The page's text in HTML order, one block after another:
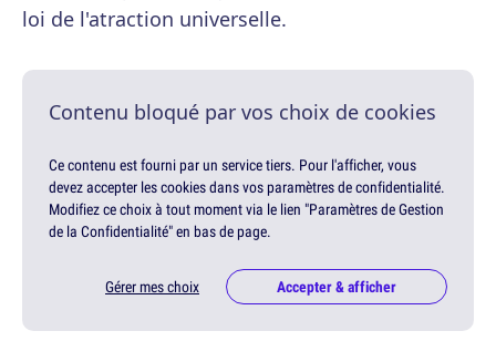
loi de l'atraction universelle.
Contenu bloqué par vos choix de cookies
Ce contenu est fourni par un service tiers. Pour l'afficher, vous
devez accepter les cookies dans vos paramètres de confidentialité.
Modifiez ce choix à tout moment via le lien "Paramètres de Gestion
de la Confidentialité" en bas de page.
Gérer mes choix Accepter & afficher